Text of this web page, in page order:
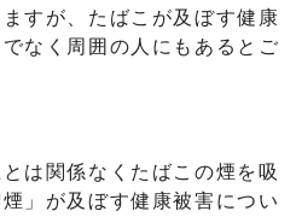
すが、たばこが及ぼす健康
なく周囲の人にもあるとご
は関係なくたばこの煙を吸
」が及ぼす健康被害につい